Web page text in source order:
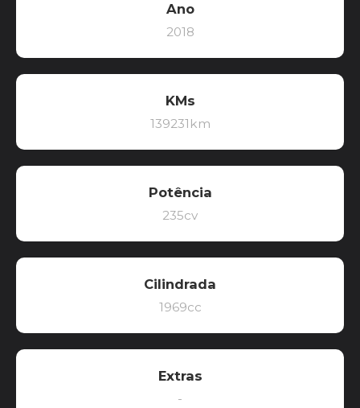
Ano
2018
KMs
139231km
Potência
235cv
Cilindrada
1969cc
Extras
-